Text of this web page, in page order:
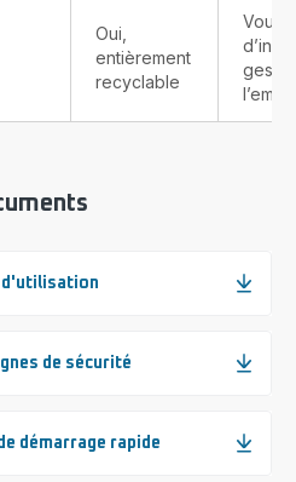
Oui,
entièrement
recyclable
Vous
d'utilisation
de sécurité
démarrage rapide